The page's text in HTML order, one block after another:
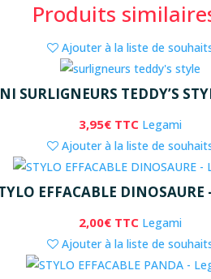
Produits
Ajouter à la liste de
SURLIGNEURS TEDDY’S
3,95€ TTC Legami
Ajouter à la liste de
EFFACABLE
2,00€ TTC Legami
Ajouter à la liste de